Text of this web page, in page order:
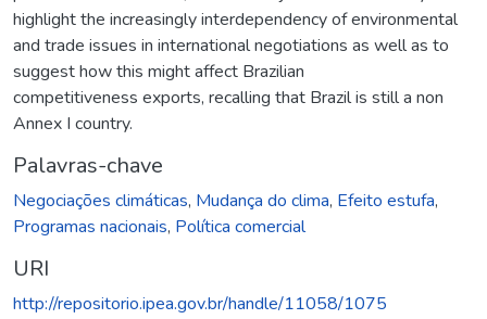
highlight the increasingly interdependency of environmental
and trade issues in international negotiations as well as to
suggest how this might affect Brazilian
competitiveness exports, recalling that Brazil is still a non
Annex I country.
Palavras-chave
Negociações climáticas, Mudança do clima, Efeito estufa,
Programas nacionais, Política comercial
URI
http://repositorio.ipea.gov.br/handle/11058/1075